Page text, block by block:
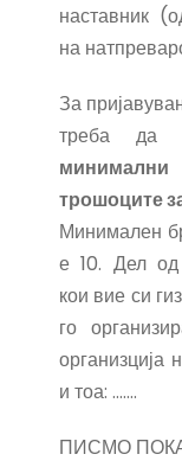
наставник
на
За
треба да
трошоците
Минимален
е 10. Дел од
кои вие си
го
организција
и тоа: .......
ПИСМО